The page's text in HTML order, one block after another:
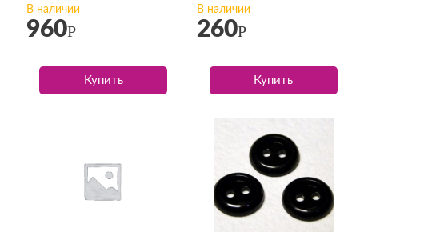
В наличии
960Р
Купить
В наличии
260Р
Купить